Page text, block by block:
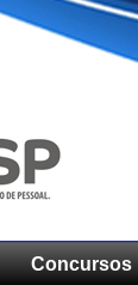
Concursos